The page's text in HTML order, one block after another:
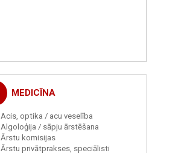
MEDICĪNA
Acis, optika / acu veselība
Algoloģija / sāpju ārstēšana
Ārstu komisijas
Ārstu privātprakses, speciālisti